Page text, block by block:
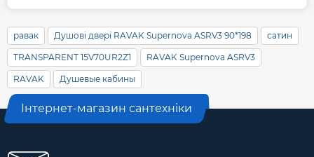
равак Душові двері RAVAK Supernova ASRV3 90*198 сатин
TRANSPARENT 15V70UR2Z1 RAVAK Supernova ASRV3
RAVAK Душевые кабины
Інтернет-магазин сантехніки